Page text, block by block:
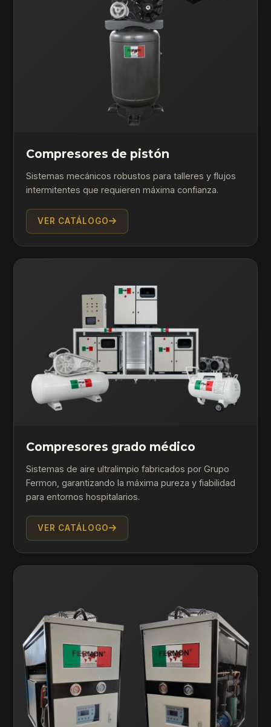
Compresores de pistón
Sistemas mecánicos robustos para talleres y flujos
intermitentes que requieren máxima confianza.
VER CATÁLOGO
Compresores grado médico
Sistemas de aire ultralimpio fabricados por Grupo
Fermon, garantizando la máxima pureza y fiabilidad
para entornos hospitalarios.
VER CATÁLOGO